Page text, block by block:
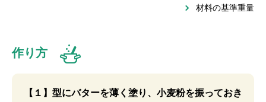
材料の基準重量
作り方
【１】型にバターを薄く塗り、小麦粉を振っておき